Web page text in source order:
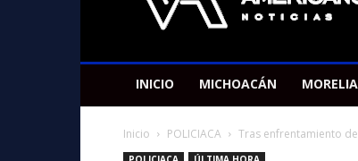
INICIO MICHOACÁN MORELIA
Inicio POLICIACA Tras enfrentamiento